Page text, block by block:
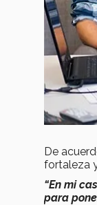
De
fortaleza
“En mi
para